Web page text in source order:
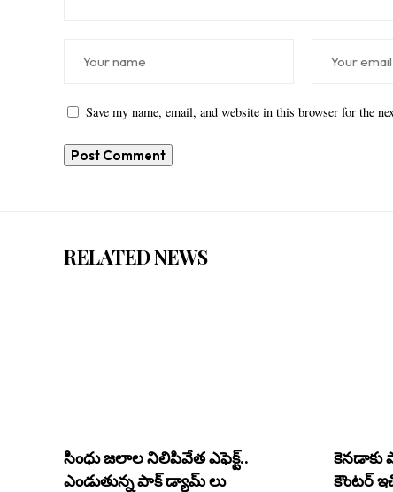
Save my name, email, and website in this browser for the
RELATED NEWS
సింధు జలాల నిలిపివేత ఎఫెక్ట్..
ఎండుతున్న పాక్ డ్యామ్ లు
కెనడాకు
కౌంటర్